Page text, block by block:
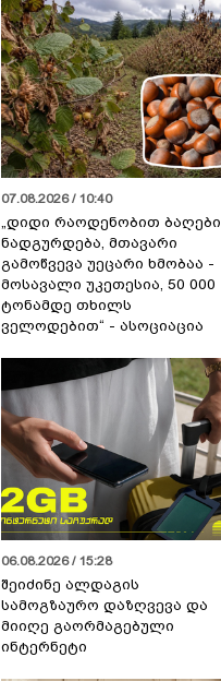
07.08.2026 / 10:40
„დიდი რაოდენობით ბაღები
ნადგურდება, მთავარი
გამოწვევა უეცარი ხმობაა -
მოსავალი უკეთესია, 50 000
ტონამდე თხილს
ველოდებით“ - ასოციაცია
06.08.2026 / 15:28
შეიძინე ალდაგის
სამოგზაურო დაზღვევა და
მიიღე გაორმაგებული
ინტერნეტი